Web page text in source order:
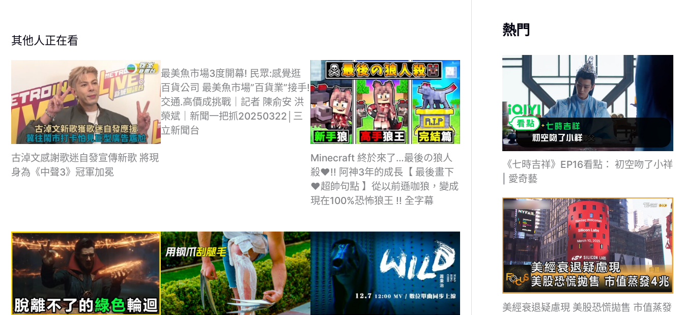
其他人正在看
古淖文感謝歌迷自發宣傳新歌 將現
身為《中聲3》冠軍加冕
最美魚市場3度開幕! 民眾:感覺逛
百貨公司 最美魚市場”百貨業”接手!
交通.高價成挑戰｜記者 陳俞安 洪
榮斌｜新聞一把抓20250322│三
立新聞台
Minecraft 終於來了…最後の狼人
殺❤!! 阿神3年的成長【 最後畫下
❤超帥句點 】從以前遜咖狼，變成
現在100%恐怖狼王 !! 全字幕
熱門
《七時吉祥》EP16看點： 初空吻了小祥
| 愛奇藝
美經衰退疑慮現 美股恐慌拋售 市值蒸發